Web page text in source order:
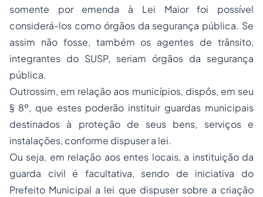
somente por emenda à Lei Maior foi possível
considerá-los como órgãos da segurança pública. Se
assim não fosse, também os agentes de trânsito,
integrantes do SUSP, seriam órgãos da segurança
pública.
Outrossim, em relação aos municípios, dispôs, em seu
§ 8º, que estes poderão instituir guardas municipais
destinados à proteção de seus bens, serviços e
instalações, conforme dispuser a lei.
Ou seja, em relação aos entes locais, a instituição da
guarda civil é facultativa, sendo de iniciativa do
Prefeito Municipal a lei que dispuser sobre a criação